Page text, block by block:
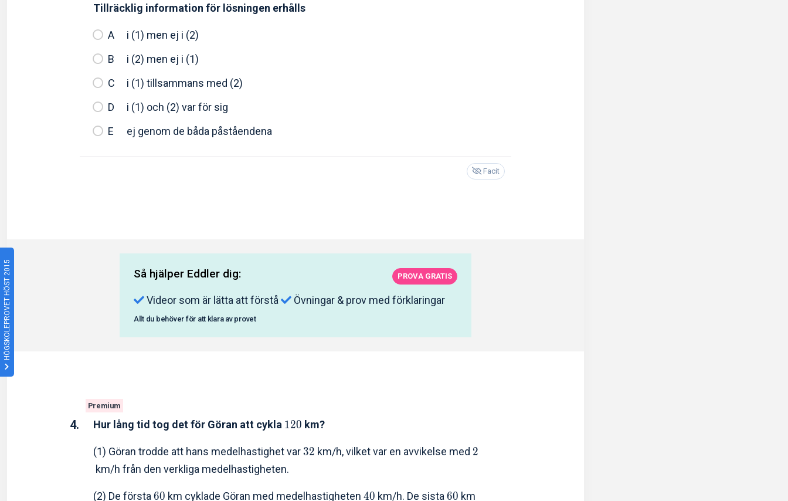
HÖGSKOLEPROVET HÖST 2015
Tillräcklig information för lösningen erhålls
i (1) men ej i (2)
i (2) men ej i (1)
i (1) tillsammans med (2)
i (1) och (2) var för sig
ej genom de båda påståendena
Facit
PROVA GRATIS
Så hjälper Eddler dig:
Videor som är lätta att förstå Övningar & prov med förklaringar
Allt du behöver för att klara av provet
4.
Premium
Hur lång tid tog det för Göran att cykla 120 km?
(1) Göran trodde att hans medelhastighet var32 km/h, vilket var en avvikelse med 2
km/h från den verkliga medelhastigheten.
(2) De första 60 km cyklade Göran med medelhastigheten 40 km/h. De sista 60 km